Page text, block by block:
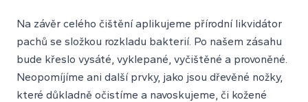
Na závěr celého čištění aplikujeme přírodní likvidátor
pachů se složkou rozkladu bakterií. Po našem zásahu
bude křeslo vysáté, vyklepané, vyčištěné a provoněné.
Neopomíjíme ani další prvky, jako jsou dřevěné nožky,
které důkladně očistíme a navoskujeme, či kožené